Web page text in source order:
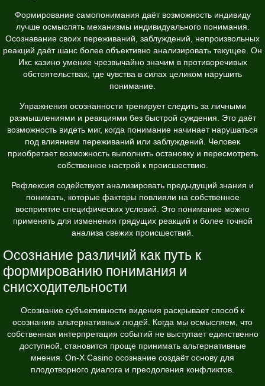
Формирование самопонимания даёт возможность индивиду
лучше осмыслять механизмы индивидуального понимания.
Осознавание своих переживаний, заблуждений, непроизвольных
реакций даёт шанс более объективно анализировать текущее. Он
Икс казино умение чрезвычайно значим в противоречивых
обстоятельствах, где чувства в силах целиком нарушить
понимание.
Упражнения осознанности тренирует следить за личными
размышлениями и реакциями без быстрой суждения. Это даёт
возможность видеть миг, когда понимание начинает нарушаться
под влиянием переживаний или заблуждений. Человек
приобретает возможность выполнить остановку и пересмотреть
собственное настрой к происшествию.
Рефлексия содействует анализировать предыдущий знания и
понимать, которые факторы повлияли на собственное
восприятие специфических условий. Это понимание можно
применять для изменения грядущих реакций и более точной
анализа свежих происшествий.
Осознание различий как путь к
формированию понимания и
снисходительности
Осознание субъективности видения раскрывает способ к
осознанию альтернативных людей. Когда мы осмысляем, что
собственная интерпретация событий не выступает единственно
доступной, становится проще принимать альтернативные
мнения. On-X Casino осознание создаёт основу для
плодотворного диалога и преодоления конфликтов.